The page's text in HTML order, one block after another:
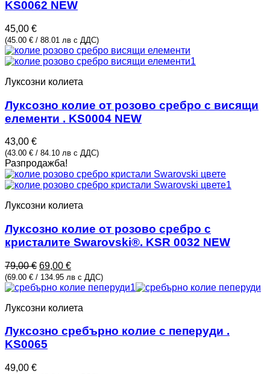
KS0062 NEW
45,00 €
(45.00 € / 88.01 лв с ДДС)
Луксозни колиета
Луксозно колие от розово сребро с висящи
елементи . KS0004 NEW
43,00 €
(43.00 € / 84.10 лв с ДДС)
Разпродажба!
Луксозни колиета
Луксозно колие от розово сребро с
кристалите Swarovski®. KSR 0032 NEW
79,00€ Original
price
was:
69,00 €Текущата
цена
е:
(69.00 € / 134.95 лв с ДДС)
Луксозни колиета
Луксозно сребърно колие с пеперуди .
KS0065
49,00 €